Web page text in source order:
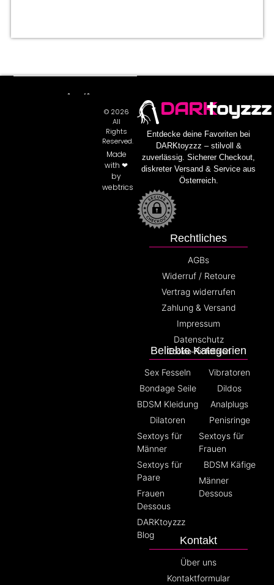
DARKtoyzzz
Entdecke deine Favoriten bei
DARKtoyzzz – stilvoll &
zuverlässig. Sicherer Checkout,
diskreter Versand & Service aus
Österreich.
Beliebte Kategorien
Sex Fesseln
Bondage Seile
BDSM Kleidung
Dilatoren
Sextoys für
Männer
Sextoys für
Paare
Frauen
Dessous
DARKtoyzzz
Blog
Vibratoren
Dildos
Analplugs
Penisringe
Sextoys für
Frauen
BDSM Käfige
Männer
Dessous
Rechtliches
AGBs
Widerruf / Retoure
Vertrag widerrufen
Zahlung & Versand
Impressum
Datenschutz
Cookie-Richtlinien
Kontakt
Über uns
Kontaktformular
© 2026
All
Rights
Reserved.
Made
with ❤
by
webtrics